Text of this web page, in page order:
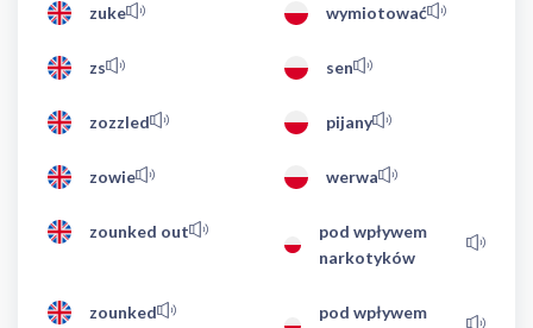
zuke wymiotować
zs sen
zozzled pijany
zowie werwa
zounked out
pod wpływem
narkotyków
zounked
pod wpływem